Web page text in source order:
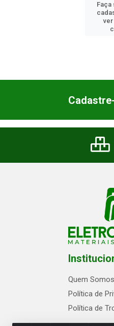
Faça
Quem Somos
Política de
Política de